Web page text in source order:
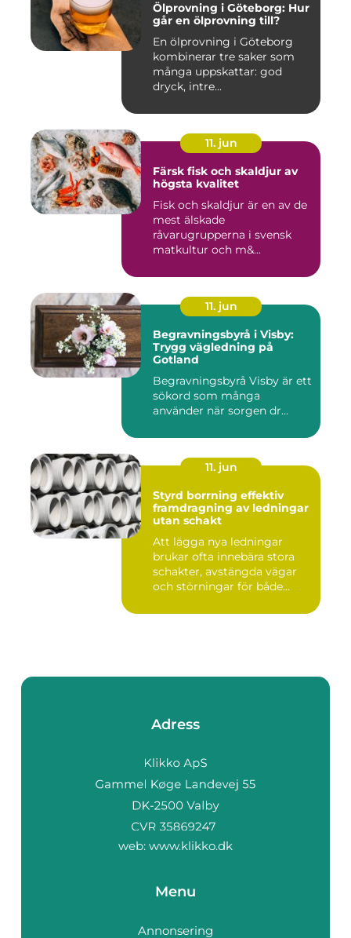
Ölprovning i Göteborg: Hur
går en ölprovning till?
En ölprovning i Göteborg
kombinerar tre saker som
många uppskattar: god
dryck, intre...
11. jun
Färsk fisk och skaldjur av
högsta kvalitet
Fisk och skaldjur är en av de
mest älskade
råvarugrupperna i svensk
matkultur och m&...
11. jun
Begravningsbyrå i Visby:
Trygg vägledning på
Gotland
Begravningsbyrå Visby är ett
sökord som många
använder när sorgen dr...
11. jun
Styrd borrning effektiv
framdragning av ledningar
utan schakt
Att lägga nya ledningar
brukar ofta innebära stora
schakter, avstängda vägar
och störningar för både...
Adress
web: www.klikko.dk
Menu
Annonsering